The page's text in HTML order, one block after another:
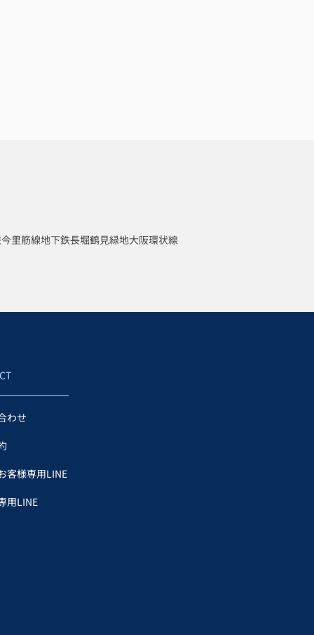
里筋線地下鉄長堀鶴見緑地大阪環状線
わせ
客様専用LINE
用LINE